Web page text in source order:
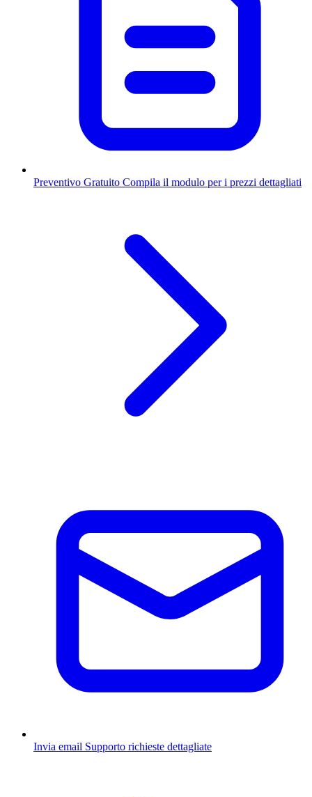
Preventivo Gratuito Compila il modulo per i prezzi dettagliati
Invia email Supporto richieste dettagliate